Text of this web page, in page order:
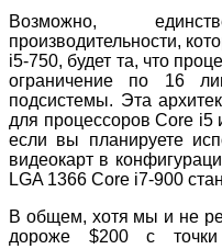
Возможно,
производительности,
i5-750, будет та, что
ограничение по 16
подсистемы. Эта
для процессоров Core i5
если вы планируете
видеокарт в
LGA 1366 Core i7-900
В общем, хотя мы и не
дороже $200 с